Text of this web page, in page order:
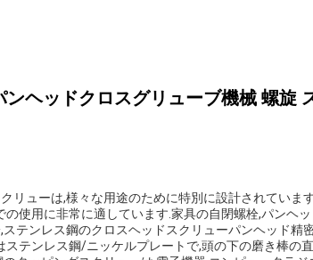
ヘッドクロスグリューブ機械 螺旋
リューは,様々な用途のために特別に設計されていま
使用に非常に適しています. 家具の自閉螺栓,パンヘ
テンレス鋼のクロスヘッドスクリューパンヘッド精
ステンレス鋼/ニッケルプレートで,頭の下の磨き棒の